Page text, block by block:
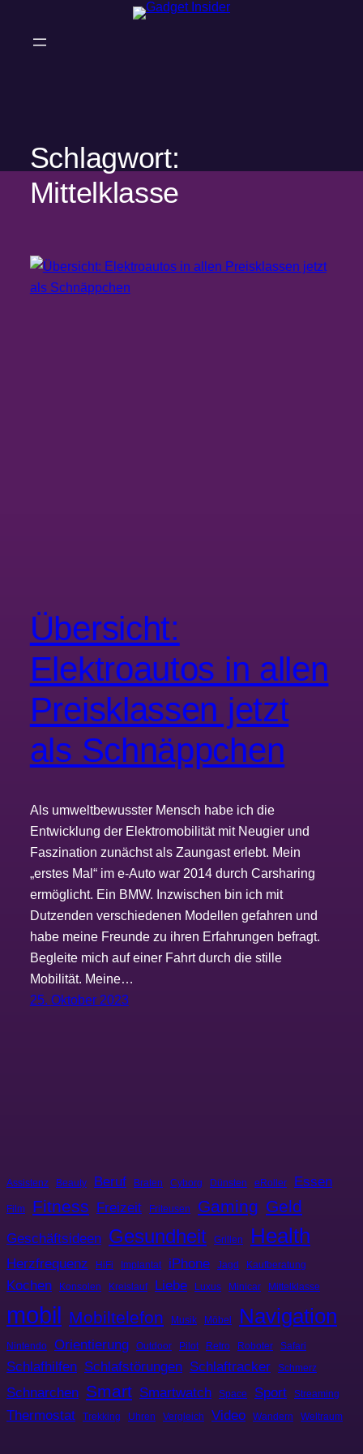
Inhalt
Schlagwort:
Mittelklasse
Übersicht:
Elektroautos in allen
Preisklassen jetzt
als Schnäppchen
Als umweltbewusster Mensch habe ich die
Entwicklung der Elektromobilität mit Neugier und
Faszination zunächst als Zaungast erlebt. Mein
„erstes Mal“ im e-Auto war 2014 durch Carsharing
ermöglicht. Ein BMW. Inzwischen bin ich mit
Dutzenden verschiedenen Modellen gefahren und
habe meine Freunde zu ihren Erfahrungen befragt.
Begleite mich auf einer Fahrt durch die stille
Mobilität. Meine…
25. Oktober 2023
Assistenz Beauty Beruf Braten Cyborg Dünsten eRoller Essen
Film Fitness Freizeit Friteusen Gaming Geld
Geschäftsideen Gesundheit Grillen Health
Herzfrequenz HiFi Implantat iPhone Jagd Kaufberatung
Kochen Konsolen Kreislauf Liebe Luxus Minicar Mittelklasse
mobil Mobiltelefon Musik Möbel Navigation
Nintendo Orientierung Outdoor Pilot Retro Roboter Safari
Schlafhilfen Schlafstörungen Schlaftracker Schmerz
Schnarchen Smart Smartwatch Space Sport Streaming
Thermostat Trekking Uhren Vergleich Video Wandern Weltraum